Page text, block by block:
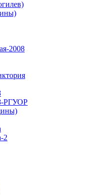
2008
РГУОР
2